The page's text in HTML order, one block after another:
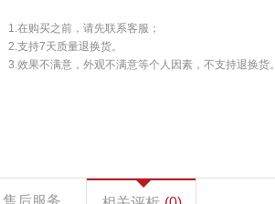
1.在购买之前，请先联系客服；
2.支持7天质量退换货。
3.效果不满意，外观不满意等个人因素，不支持退换货。
售后服务